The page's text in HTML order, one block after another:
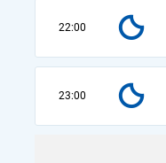
22:00
23:00